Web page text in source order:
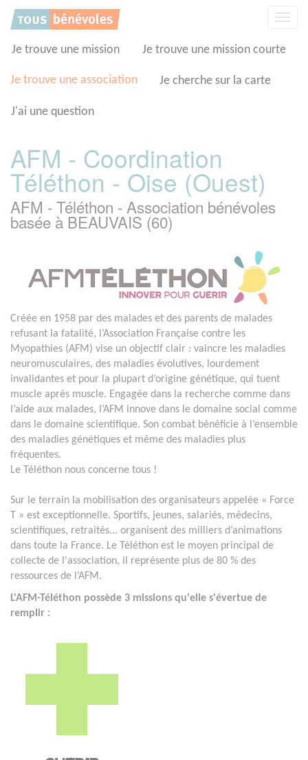
Je trouve une mission Je trouve une mission courte
Je trouve une association Je cherche sur la carte
J'ai une question
AFM - Coordination
Téléthon - Oise (Ouest)
AFM - Téléthon - Association bénévoles
basée à BEAUVAIS (60)
Créée en 1958 par des malades et des parents de malades
refusant la fatalité, l’Association Française contre les
Myopathies (AFM) vise un objectif clair : vaincre les maladies
neuromusculaires, des maladies évolutives, lourdement
invalidantes et pour la plupart d’origine génétique, qui tuent
muscle après muscle. Engagée dans la recherche comme dans
l’aide aux malades, l’AFM innove dans le domaine social comme
dans le domaine scientifique. Son combat bénéficie à l’ensemble
des maladies génétiques et même des maladies plus
fréquentes.
Le Téléthon nous concerne tous !
Sur le terrain la mobilisation des organisateurs appelée « Force
T » est exceptionnelle. Sportifs, jeunes, salariés, médecins,
scientifiques, retraités... organisent des milliers d’animations
dans toute la France. Le Téléthon est le moyen principal de
collecte de l'association, il représente plus de 80 % des
ressources de l’AFM.
L'AFM-Téléthon possède 3 missions qu'elle s'évertue de
remplir :
Panneau de gestion des cookies